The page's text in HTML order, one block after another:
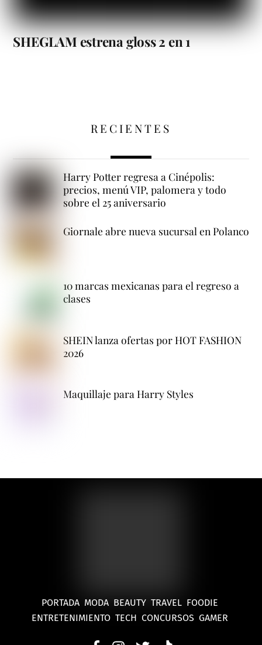
SHEGLAM estrena gloss 2 en 1
RECIENTES
Harry Potter regresa a Cinépolis:
precios, menú VIP, palomera y todo
sobre el 25 aniversario
Giornale abre nueva sucursal en Polanco
10 marcas mexicanas para el regreso a
clases
SHEIN lanza ofertas por HOT FASHION
2026
Maquillaje para Harry Styles
PORTADA MODA BEAUTY TRAVEL FOODIE
ENTRETENIMIENTO TECH CONCURSOS GAMER